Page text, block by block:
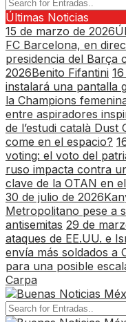
Últimas Noticias
15 de marzo de 2026
FC Barcelona, en
presidencia del Barça
2026Benito Fifantini
instalará una pantalla
la Champions
entre aspiradores
de l’estudi català Dust
come en el espacio?
voting: el voto del
ruso impacta contra
clave de la OTAN en
30 de julio de 2026
Metropolitano pese a
antisemitas 29 de
ataques de EE.UU. e
envía más soldados a
para una posible
Carpa